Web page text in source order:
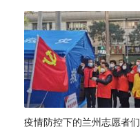
疫情防控下的兰州志愿者们